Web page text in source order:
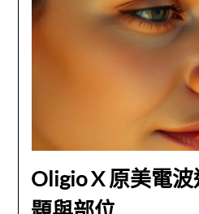
Oligio X 原美電